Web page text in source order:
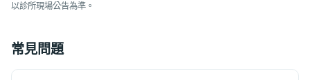
以診所現場公告為準。
常見問題